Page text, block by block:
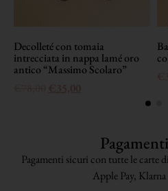
Decolleté con tomaia
intrecciata in nappa lamé oro
antico “Massimo Scolaro”
Pagamenti sicuri con tutte le carte
Apple Pay,